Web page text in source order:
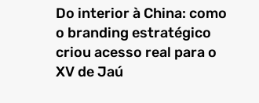
Do interior à China: como
o branding estratégico
criou acesso real para o
XV de Jaú